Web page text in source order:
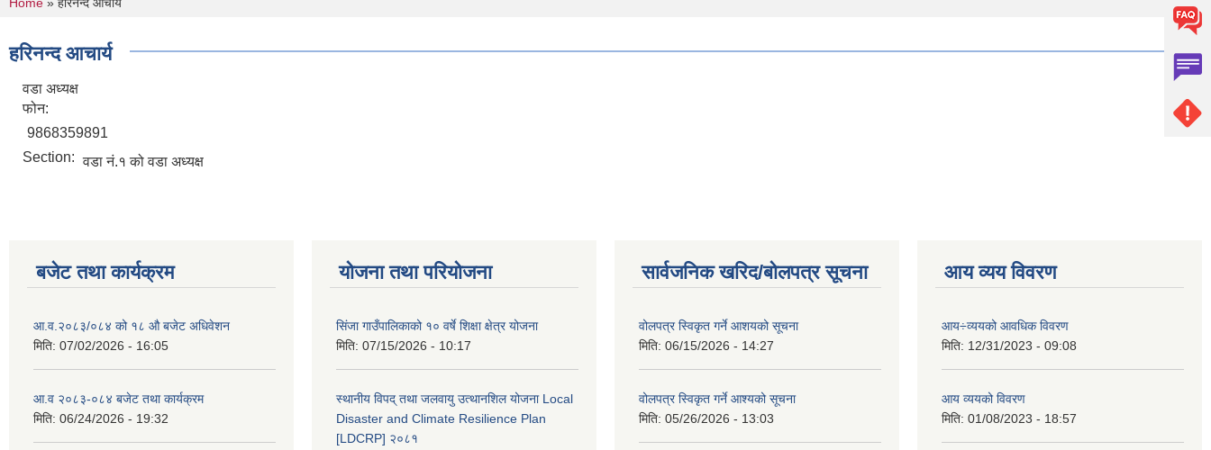
You are here
हरिनन्द आचार्य
वडा अध्यक्ष
फोन:
9868359891
Section: वडा नं.१ को वडा अध्यक्ष
बजेट तथा कार्यक्रम
आ.व.२०८३/०८४ को १८ ‍औ बजेट अधिवेशन
मिति: 07/02/2026 - 16:05
आ.व २०८३-०८४ बजेट तथा कार्यक्रम
मिति: 06/24/2026 - 19:32
योजना तथा परियोजना
सिंजा गाउँपालिकाको १० वर्षे शिक्षा क्षेत्र योजना
मिति: 07/15/2026 - 10:17
स्थानीय विपद् तथा जलवायु उत्थानशिल योजना Local
Disaster and Climate Resilience Plan
[LDCRP] २०८१
सार्वजनिक खरिद/बोलपत्र सूचना
वोलपत्र स्विकृत गर्ने आशयको सूचना
मिति: 06/15/2026 - 14:27
वोलपत्र स्विकृत गर्ने आश्यको सूचना
मिति: 05/26/2026 - 13:03
आय व्यय विवरण
आय÷व्ययको आवधिक विवरण
मिति: 12/31/2023 - 09:08
आय व्ययको विवरण
मिति: 01/08/2023 - 18:57